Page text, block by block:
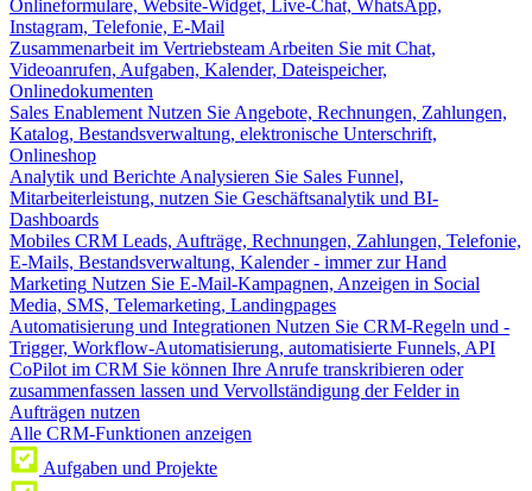
Onlineformulare, Website-Widget, Live-Chat, WhatsApp,
Instagram, Telefonie, E-Mail
Zusammenarbeit im Vertriebsteam Arbeiten Sie mit Chat,
Videoanrufen, Aufgaben, Kalender, Dateispeicher,
Onlinedokumenten
Sales Enablement Nutzen Sie Angebote, Rechnungen, Zahlungen,
Katalog, Bestandsverwaltung, elektronische Unterschrift,
Onlineshop
Analytik und Berichte Analysieren Sie Sales Funnel,
Mitarbeiterleistung, nutzen Sie Geschäftsanalytik und BI-
Dashboards
Mobiles CRM Leads, Aufträge, Rechnungen, Zahlungen, Telefonie,
E-Mails, Bestandsverwaltung, Kalender - immer zur Hand
Marketing Nutzen Sie E-Mail-Kampagnen, Anzeigen in Social
Media, SMS, Telemarketing, Landingpages
Automatisierung und Integrationen Nutzen Sie CRM-Regeln und -
Trigger, Workflow-Automatisierung, automatisierte Funnels, API
CoPilot im CRM Sie können Ihre Anrufe transkribieren oder
zusammenfassen lassen und Vervollständigung der Felder in
Aufträgen nutzen
Alle CRM-Funktionen anzeigen
Aufgaben und Projekte